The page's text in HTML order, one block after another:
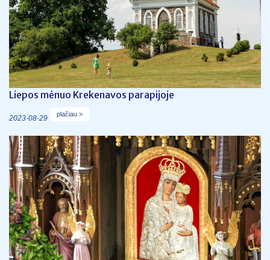
Liepos mėnuo Krekenavos parapijoje
2023-08-29 plačiau >